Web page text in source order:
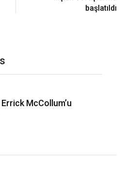
başlatıldı
kontrolden çıkan
oldu